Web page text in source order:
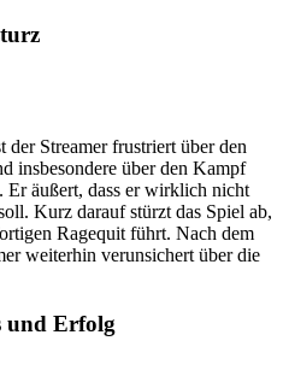
der Streamer frustriert über den
insbesondere über den Kampf
Er äußert, dass er wirklich nicht
Kurz darauf stürzt das Spiel ab,
Ragequit führt. Nach dem
weiterhin verunsichert über die
und Erfolg